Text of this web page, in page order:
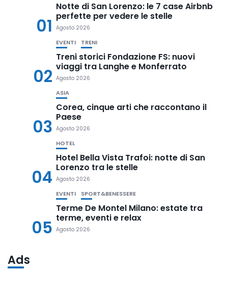
01
Notte di San Lorenzo: le 7 case Airbnb
perfette per vedere le stelle
Agosto 2026
02
EVENTI TRENI
Treni storici Fondazione FS: nuovi
viaggi tra Langhe e Monferrato
Agosto 2026
03
ASIA
Corea, cinque arti che raccontano il
Paese
Agosto 2026
04
HOTEL
Hotel Bella Vista Trafoi: notte di San
Lorenzo tra le stelle
Agosto 2026
05
EVENTI SPORT&BENESSERE
Terme De Montel Milano: estate tra
terme, eventi e relax
Agosto 2026
Ads